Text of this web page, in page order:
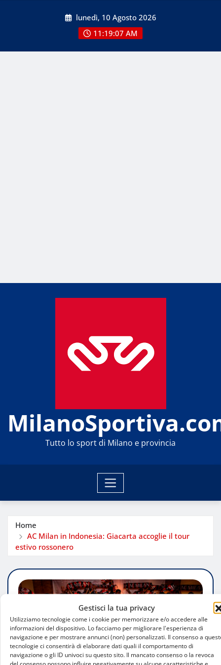
Gestisci la tua privacy
Utilizziamo tecnologie come i cookie per memorizzare e/o accedere alle
informazioni del dispositivo. Lo facciamo per migliorare l'esperienza di
navigazione e per mostrare annunci (non) personalizzati. Il consenso a
tecnologie ci consentirà di elaborare dati quali il comportamento di
navigazione o gli ID univoci su questo sito. Il mancato consenso o la revoca
del consenso possono influire negativamente su alcune caratteristiche e
lunedì, 10 Agosto 2026
11:19:07 AM
Tutto lo sport di Milano e provincia
Home
AC Milan in Indonesia: Giacarta accoglie il tour
estivo rossonero